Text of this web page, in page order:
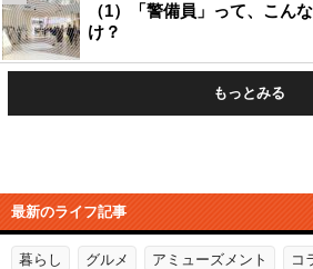
（1）「警備員」って、こん
け？
もっとみる
最新のライフ記事
暮らし グルメ アミューズメント コ